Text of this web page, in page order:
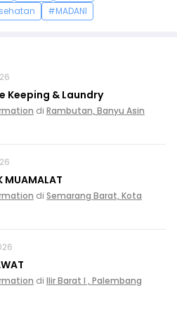
#MADANI
Keeping & Laundry
di Rambutan, Banyu Asin
MUAMALAT
di Semarang Barat, Kota
di Ilir Barat I , Palembang